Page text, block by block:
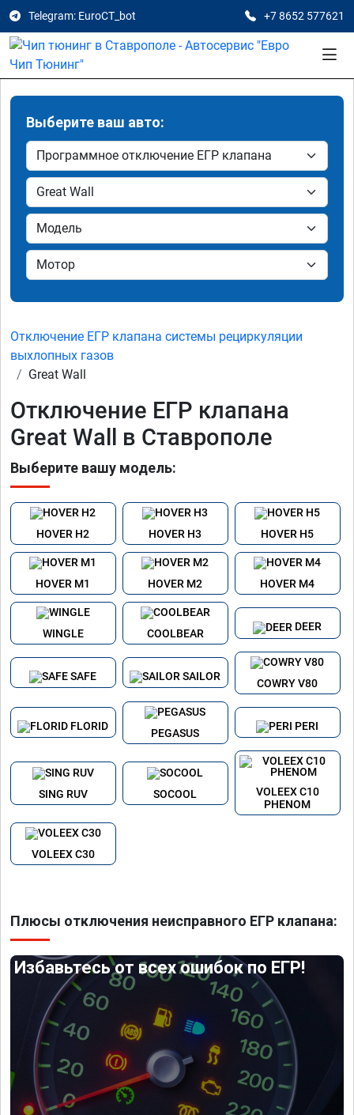
Telegram: EuroCT_bot +7 8652 577621
Выберите ваш авто:
Отключение ЕГР клапана системы рециркуляции
выхлопных газов
Great Wall
Отключение ЕГР клапана
Great Wall в Ставрополе
Выберите вашу модель:
HOVER H2 HOVER H3 HOVER H5
HOVER M1 HOVER M2 HOVER M4
WINGLE COOLBEAR
DEER
SAFE SAILOR
COWRY V80
FLORID
PEGASUS
PERI
SING RUV SOCOOL
VOLEEX C10
PHENOM
VOLEEX C30
Плюсы отключения неисправного ЕГР клапана:
Избавьтесь от всех ошибок по ЕГР!